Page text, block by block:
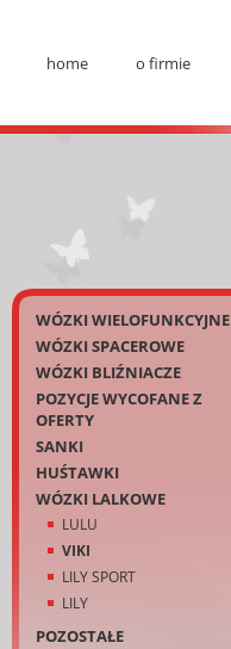
Menu
home o firmie
Kategorie
WÓZKI WIELOFUNKCYJNE
WÓZKI SPACEROWE
WÓZKI BLIŹNIACZE
POZYCJE WYCOFANE Z
OFERTY
SANKI
HUŚTAWKI
WÓZKI LALKOWE
LULU
VIKI
LILY SPORT
LILY
POZOSTAŁE